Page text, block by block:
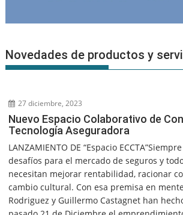
Novedades de productos y
27 diciembre, 2023
Nuevo Espacio Colaborativo de
Tecnología Aseguradora
LANZAMIENTO DE “Espacio
desafíos para el mercado de seguros y
necesitan mejorar rentabilidad, racionar
cambio cultural. Con esa premisa en
Rodriguez y Guillermo Castagnet han